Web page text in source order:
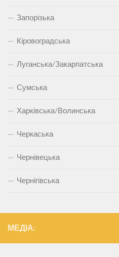
Запорізька
Кіровоградська
Луганська/Закарпатська
Сумська
Харківська/Волинська
Черкаська
Чернівецька
Чернігівська
МЕДІА: